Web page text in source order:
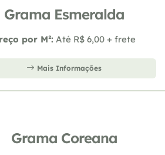
Grama Esmeralda
por M²: Até R$ 6,00 + frete
Mais Informações
Grama Coreana